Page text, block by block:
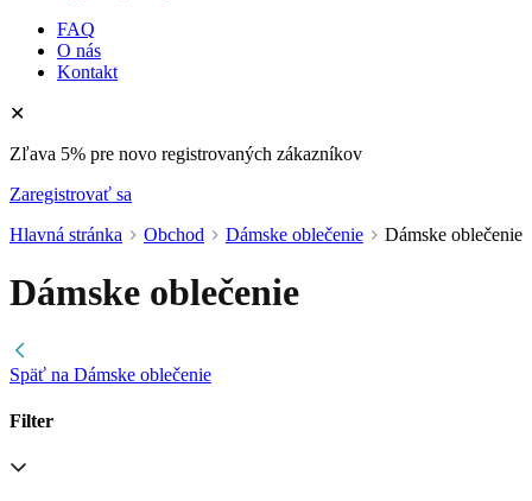
FAQ
O nás
Kontakt
✕
Zľava 5% pre novo registrovaných zákazníkov
Zaregistrovať sa
Hlavná stránka
Obchod Dámske oblečenie Dámske oblečenie
Dámske oblečenie
Späť na Dámske oblečenie
Filter